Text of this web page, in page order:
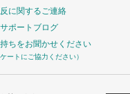
に関するご連絡
ポートブログ
ちをお聞かせください
ートにご協力ください）